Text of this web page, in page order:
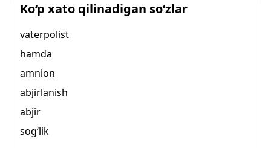
Ko‘p xato qilinadigan so‘zlar
vaterpolist
hamda
amnion
abjirlanish
abjir
sog‘lik